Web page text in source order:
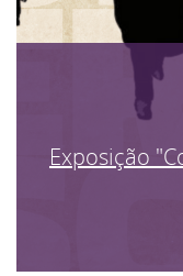
Exposição